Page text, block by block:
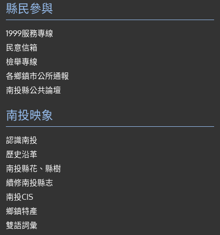
縣民參與
1999服務專線
民意信箱
檢舉專線
各鄉鎮市公所通報
南投縣公共論壇
南投映象
認識南投
歷史沿革
南投縣花、縣樹
續修南投縣志
南投CIS
鄉鎮特產
雙語詞彙